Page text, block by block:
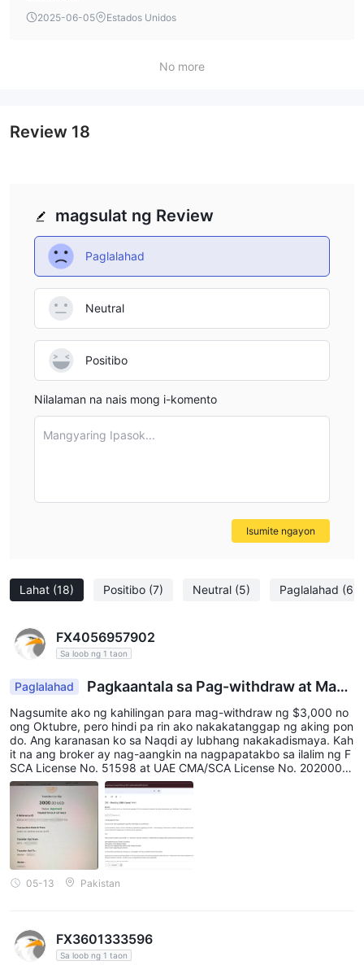
experienced or high-volume trader, I’d consider the
2025-06-05
Estados Unidos
No more
Lahat (18) Positibo (7) Neutral (5) Paglalahad (6)
FX4056957902
Sa loob ng 1 taon
Paglalahad
Pagkaantala sa Pag-withdraw at Mahi
nang Karanasan sa Suporta
Nagsumite ako ng kahilingan para mag-withdraw ng $3,000 no
ong Oktubre, pero hindi pa rin ako nakakatanggap ng aking pon
do. Ang karanasan ko sa Naqdi ay lubhang nakakadismaya. Kah
it na ang broker ay nag-aangkin na nagpapatakbo sa ilalim ng F
SCA License No. 51598 at UAE CMA/SCA License No. 2020000
0150, ang proseso ng pag-withdraw ay hindi na-handle nang pr
opesyonal, at ang mga tugon ng suporta ay hindi nakakasiya. M
ariin kong pinapayo sa mga trader na maging maingat at magsa
gawa ng tamang pagsasaliksik bago makipag-transaksyon sa b
roker.
05-13 Pakistan
FX3601333596
Sa loob ng 1 taon
magsulat ng Review
Paglalahad
Neutral
Positibo
Nilalaman na nais mong i-komento
Mangyaring Ipasok...
Isumite ngayon
Review 18